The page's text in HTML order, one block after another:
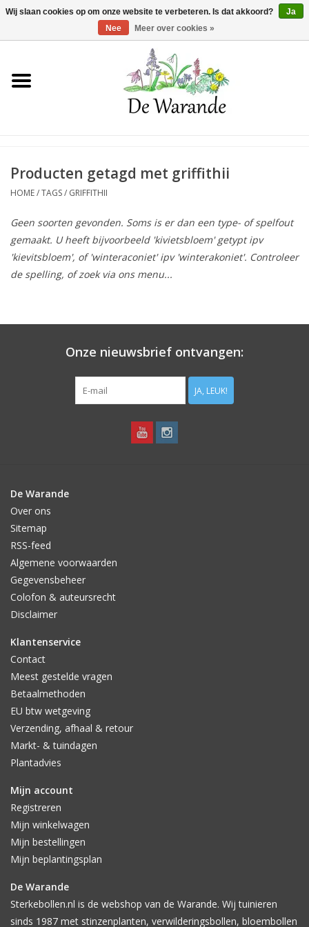
Winkelwagen >0 Artikelen - €0,00
Home
Voorjaarsbloeiers
Herfstbloeiers
Schaduwplanten
Bodemverbetering
Overige producten
Sterke Bollen Dagen
Nieuws
Producten getagd met griffithii
HOME/TAGS/ GRIFFITHII
Geen soorten gevonden. Soms is er dan een type- of spelfout
gemaakt. U heeft bijvoorbeeld 'kivietsbloem' getypt ipv
'kievitsbloem', of 'winteraconiet' ipv 'winterakoniet'. Controleer
de spelling, of zoek via ons menu...
Onze nieuwsbrief ontvangen:
JA, LEUK!
De Warande
Over ons
Sitemap
RSS-feed
Algemene voorwaarden
Gegevensbeheer
Colofon & auteursrecht
Disclaimer
Klantenservice
Contact
Meest gestelde vragen
Betaalmethoden
EU btw wetgeving
Verzending, afhaal & retour
Markt- & tuindagen
Plantadvies
Mijn account
Registreren
Mijn winkelwagen
Mijn bestellingen
Mijn beplantingsplan
De Warande
Sterkebollen.nl is de webshop van de Warande. Wij tuinieren
sinds 1987 met stinzenplanten, verwilderingsbollen, bloembollen
Wij slaan cookies op om onze website te verbeteren. Is dat akkoord?
Ja
Nee
Meer over cookies »